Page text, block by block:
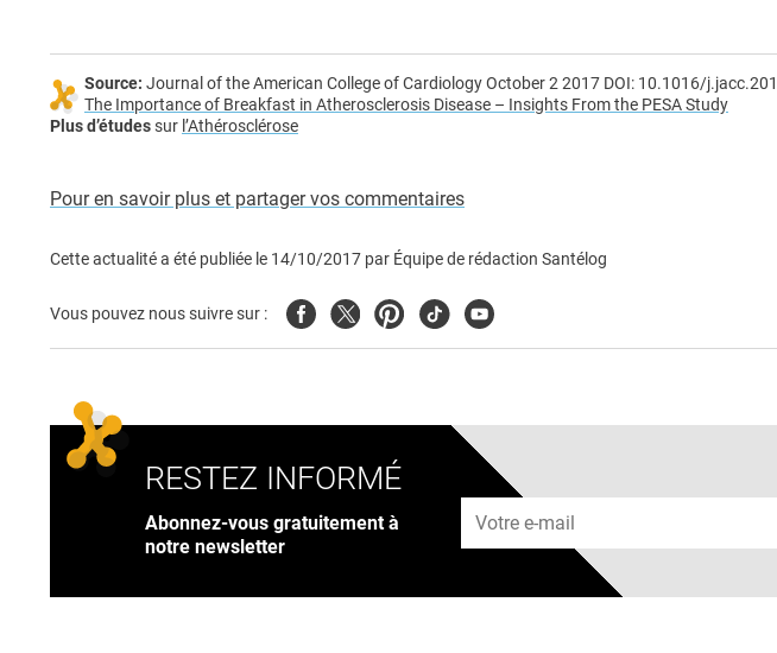
Source: Journal of the American College of Cardiology October 2 2017 DOI: 10.1016/
The Importance of Breakfast in Atherosclerosis Disease – Insights From the PESA Study
Plus d’étudessur l’Athérosclérose
Pour en savoir plus et partager vos commentaires
Cette actualité a été publiée le 14/10/2017 par Équipe de rédaction Santélog
Vous pouvez nous suivre sur : FacebookTwitterPinterest
TiktokYoutube
RESTEZ INFORMÉ
Abonnez-vous gratuitement à
notre newsletter
Adresse e-mail